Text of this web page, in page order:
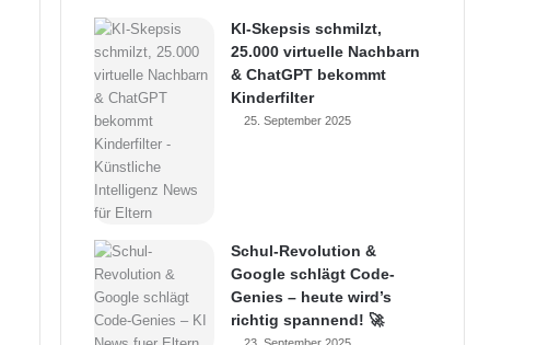
KI-Skepsis schmilzt,
25.000 virtuelle Nachbarn
& ChatGPT bekommt
Kinderfilter
25. September 2025
Schul-Revolution &
Google schlägt Code-
Genies – heute wird’s
richtig spannend! 🚀